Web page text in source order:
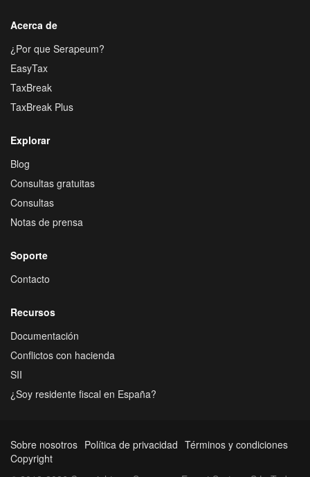
Acerca de
¿Por que Serapeum?
EasyTax
TaxBreak
TaxBreak Plus
Explorar
Blog
Consultas gratuitas
Consultas
Notas de prensa
Soporte
Contacto
Recursos
Documentación
Conflictos con hacienda
SII
¿Soy residente fiscal en España?
Sobre nosotros Política de privacidad Términos y condiciones
Copyright